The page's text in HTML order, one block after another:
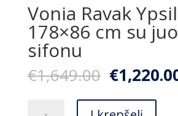
Vonia Ravak
178×86 cm su
sifonu
€1,649.00 Original
price
was:
€